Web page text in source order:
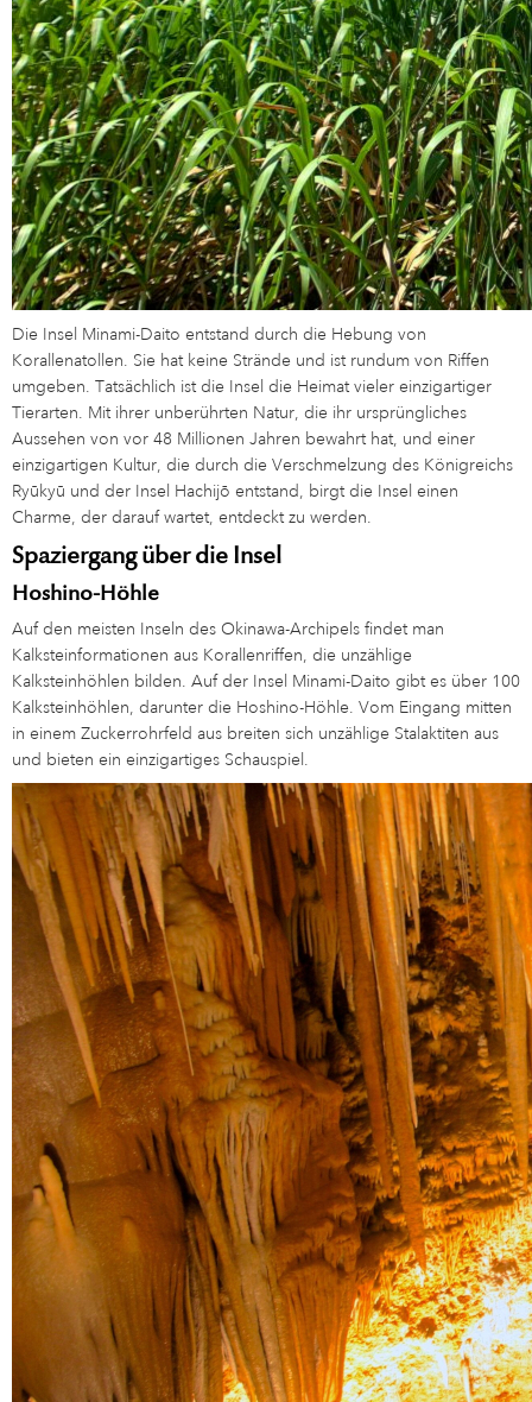
Die Insel Minami-Daito entstand durch die Hebung von
Korallenatollen. Sie hat keine Strände und ist rundum von Riffen
umgeben. Tatsächlich ist die Insel die Heimat vieler einzigartiger
Tierarten. Mit ihrer unberührten Natur, die ihr ursprüngliches
Aussehen von vor 48 Millionen Jahren bewahrt hat, und einer
einzigartigen Kultur, die durch die Verschmelzung des Königreichs
Ryūkyū und der Insel Hachijō entstand, birgt die Insel einen
Charme, der darauf wartet, entdeckt zu werden.
Spaziergang über die Insel
Hoshino-Höhle
Auf den meisten Inseln des Okinawa-Archipels findet man
Kalksteinformationen aus Korallenriffen, die unzählige
Kalksteinhöhlen bilden. Auf der Insel Minami-Daito gibt es über 100
Kalksteinhöhlen, darunter die Hoshino-Höhle. Vom Eingang mitten
in einem Zuckerrohrfeld aus breiten sich unzählige Stalaktiten aus
und bieten ein einzigartiges Schauspiel.